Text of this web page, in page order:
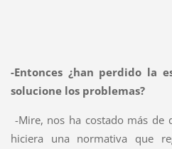
-Entonces ¿han perdido la
solucione los problemas?
-Mire, nos ha costado más de
hiciera una normativa que